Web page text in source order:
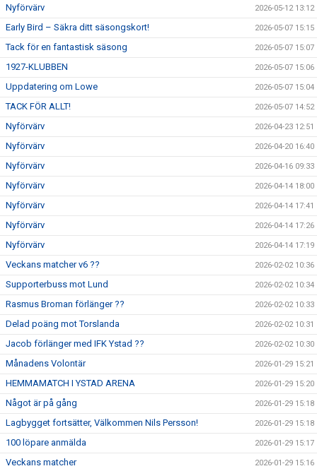
Nyförvärv 2026-05-12 13:12
Early Bird – Säkra ditt säsongskort! 2026-05-07 15:15
Tack för en fantastisk säsong 2026-05-07 15:07
1927-KLUBBEN 2026-05-07 15:06
Uppdatering om Lowe 2026-05-07 15:04
TACK FÖR ALLT! 2026-05-07 14:52
Nyförvärv 2026-04-23 12:51
Nyförvärv 2026-04-20 16:40
Nyförvärv 2026-04-16 09:33
Nyförvärv 2026-04-14 18:00
Nyförvärv 2026-04-14 17:41
Nyförvärv 2026-04-14 17:26
Nyförvärv 2026-04-14 17:19
Veckans matcher v6 ?? 2026-02-02 10:36
Supporterbuss mot Lund 2026-02-02 10:34
Rasmus Broman förlänger ?? 2026-02-02 10:33
Delad poäng mot Torslanda 2026-02-02 10:31
Jacob förlänger med IFK Ystad ?? 2026-02-02 10:30
Månadens Volontär 2026-01-29 15:21
HEMMAMATCH I YSTAD ARENA 2026-01-29 15:20
Något är på gång 2026-01-29 15:18
Lagbygget fortsätter, Välkommen Nils Persson! 2026-01-29 15:18
100 löpare anmälda 2026-01-29 15:17
Veckans matcher 2026-01-29 15:16